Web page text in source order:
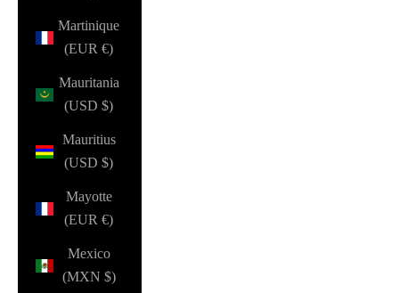
Martinique
(EUR €)
Mauritania
(USD $)
Mauritius
(USD $)
Mayotte
(EUR €)
Mexico
(MXN $)